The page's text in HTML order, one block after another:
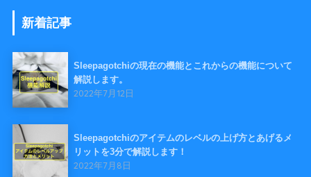
新着記事
Sleepagotchiの現在の機能とこれからの機能について
解説します。
2022年7月12日
Sleepagotchiのアイテムのレベルの上げ方とあげるメ
リットを3分で解説します！
2022年7月8日